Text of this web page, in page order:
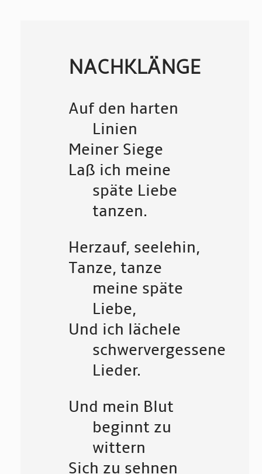
NACHKLÄNGE
Auf den harten
Linien
Meiner Siege
Laß ich meine
späte Liebe
tanzen.
Herzauf, seelehin,
Tanze, tanze
meine späte
Liebe,
Und ich lächele
schwervergessene
Lieder.
Und mein Blut
beginnt zu
wittern
Sich zu sehnen